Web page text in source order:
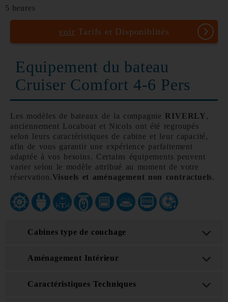
5 heures
voir Tarifs et Disponiblités
Equipement du bateau
Cruiser Comfort 4-6 Pers
Les modèles de bateaux de la compagnie RIVERLY,
anciennement Locaboat et Nicols ont été regroupés
selon leurs caractéristiques de cabine et leur capacité,
afin de vous garantir une expérience parfaitement
adaptée à vos besoins. Certains équipements peuvent
varier selon le modèle attribué au moment de votre
réservation.Visuels et aménagement non contractuels.
Cabines type de couchage
Aménagement Intérieur
Caractéristiques Techniques